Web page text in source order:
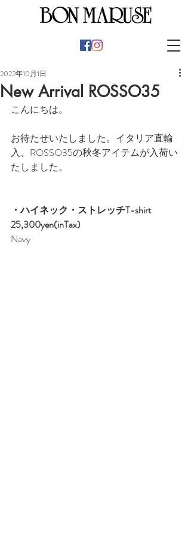
New Arrival ROSSO35
2022年10月1日
こんにちは。
お待たせいたしました。イタリア直輸
入、ROSSO35の秋冬アイテムが入荷い
たしました。
・ハイネック・ストレッチT-shirt
25,300yen(inTax)
Navy